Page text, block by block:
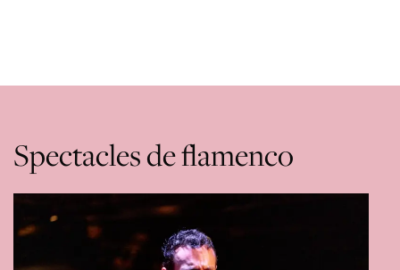
Spectacles de flamenco